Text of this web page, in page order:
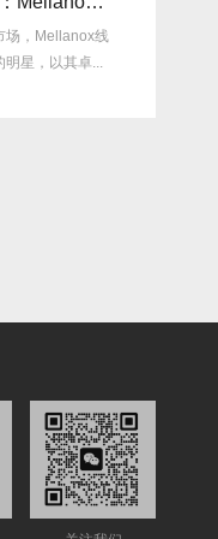
在2026年，随着数据中心
扩大以及各类电子设备的